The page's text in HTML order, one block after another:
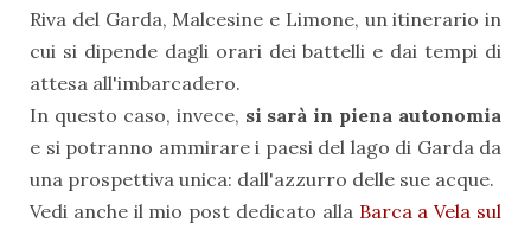
Riva del Garda, Malcesine e Limone, un itinerario in
cui si dipende dagli orari dei battelli e dai tempi di
attesa all'imbarcadero.
In questo caso, invece, si sarà in piena autonomia
e si potranno ammirare i paesi del lago di Garda da
una prospettiva unica: dall'azzurro delle sue acque.
Vedi anche il mio post dedicato alla Barca a Vela sul